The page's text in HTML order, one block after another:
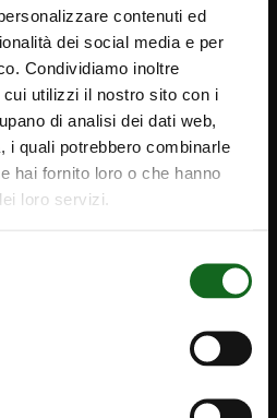
contenuti ed
dei social media e per
Condividiamo inoltre
utilizzi il nostro sito con i
di analisi dei dati web,
i quali potrebbero combinarle
hai fornito loro o che hanno
loro servizi.